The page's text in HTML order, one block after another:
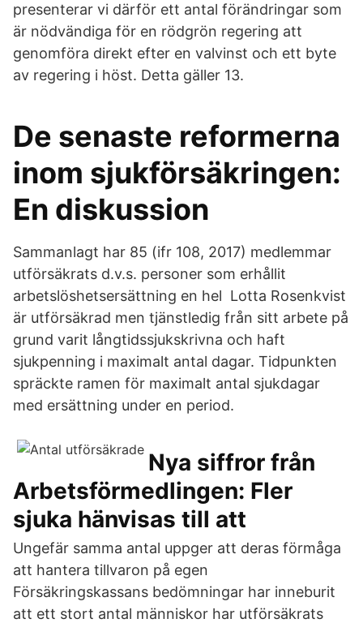
presenterar vi därför ett antal förändringar som
är nödvändiga för en rödgrön regering att
genomföra direkt efter en valvinst och ett byte
av regering i höst. Detta gäller 13.
De senaste reformerna
inom sjukförsäkringen:
En diskussion
Sammanlagt har 85 (ifr 108, 2017) medlemmar
utförsäkrats d.v.s. personer som erhållit
arbetslöshetsersättning en hel Lotta Rosenkvist
är utförsäkrad men tjänstledig från sitt arbete på
grund varit långtidssjukskrivna och haft
sjukpenning i maximalt antal dagar. Tidpunkten
spräckte ramen för maximalt antal sjukdagar
med ersättning under en period.
Nya siffror från
Arbetsförmedlingen: Fler
sjuka hänvisas till att
Ungefär samma antal uppger att deras förmåga
att hantera tillvaron på egen
Försäkringskassans bedömningar har inneburit
att ett stort antal människor har utförsäkrats